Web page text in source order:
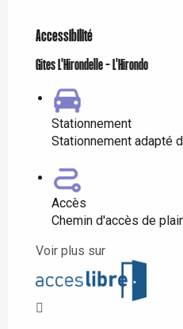
Accessibilité
Gites L'Hirondelle - L'Hirondo
Stationnement
Stationnement adapté
Accès
Chemin d'accès de
Voir plus sur